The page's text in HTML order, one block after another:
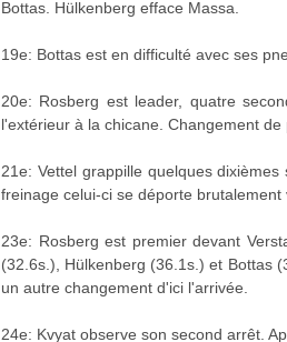
Bottas. Hülkenberg efface Massa.
19e: Bottas est en difficulté avec ses
20e: Rosberg est leader, quatre
l'extérieur à la chicane. Changement de
21e: Vettel grappille quelques
freinage celui-ci se déporte
23e: Rosberg est premier devant
(32.6s.), Hülkenberg (36.1s.) et Bottas
un autre changement d'ici l'arrivée.
24e: Kvyat observe son second arrêt.